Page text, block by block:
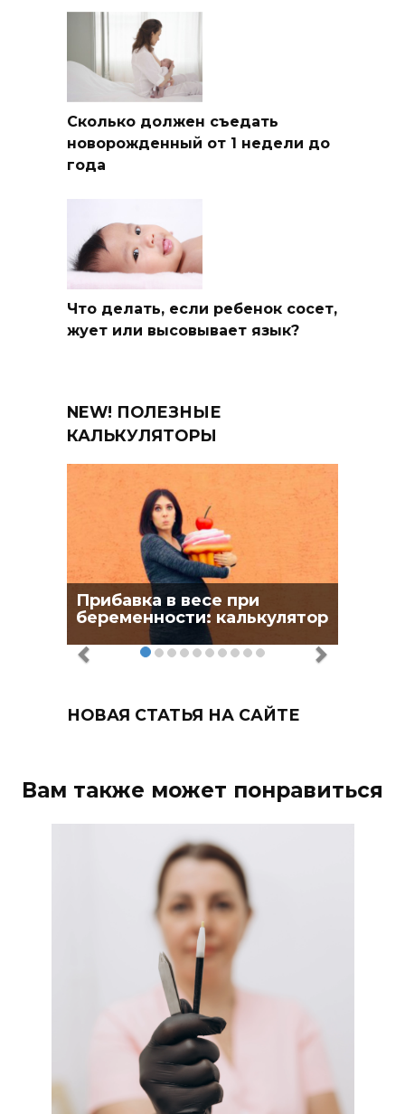
Сколько должен съедать
новорожденный от 1 недели до
года
Что делать, если ребенок сосет,
жует или высовывает язык?
NEW! ПОЛЕЗНЫЕ
КАЛЬКУЛЯТОРЫ
Прибавка в весе при
беременности: калькулятор
НОВАЯ СТАТЬЯ НА САЙТЕ
Вам также может понравиться